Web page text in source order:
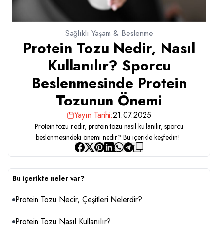
Sağlıklı Yaşam & Beslenme
Protein Tozu Nedir, Nasıl
Kullanılır? Sporcu
Beslenmesinde Protein
Tozunun Önemi
Yayın Tarihi:21.07.2025
Protein tozu nedir, protein tozu nasıl kullanılır, sporcu
beslenmesindeki önemi nedir? Bu içerikle keşfedin!
Bu içerikte neler var?
Protein Tozu Nedir, Çeşitleri Nelerdir?
Protein Tozu Nasıl Kullanılır?